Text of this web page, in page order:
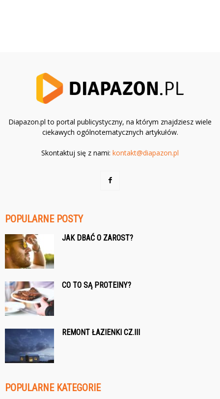
Diapazon.pl to portal publicystyczny, na którym znajdziesz wiele
ciekawych ogólnotematycznych artykułów.
Skontaktuj się z nami: kontakt@diapazon.pl
POPULARNE POSTY
JAK DBAĆ O ZAROST?
CO TO SĄ PROTEINY?
REMONT ŁAZIENKI CZ.III
POPULARNE KATEGORIE